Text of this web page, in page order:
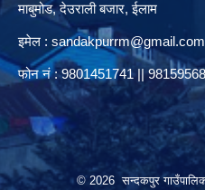
माबुमोड, देउराली बजार, ईलाम
इमेल : sandakpurrm@gmail.com
फोन नं : 9801451741 ||
© 2026 सन्दकपुर